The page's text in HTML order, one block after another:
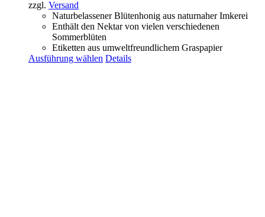
zzgl. Versand
Naturbelassener Blütenhonig aus naturnaher Imkerei
Enthält den Nektar von vielen verschiedenen
Sommerblüten
Etiketten aus umweltfreundlichem Graspapier
Ausführung wählen Details